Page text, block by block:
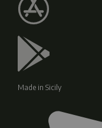
Made in Sicily